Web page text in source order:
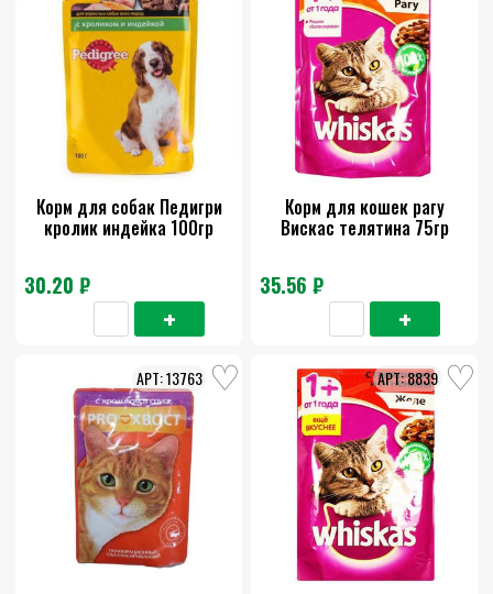
Корм для собак Педигри
кролик индейка 100гр
30.20 ₽
Корм для кошек рагу
Вискас телятина 75гр
35.56 ₽
13763 8839